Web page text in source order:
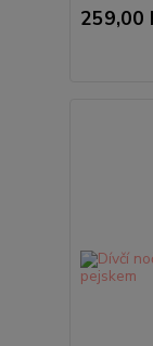
259,00